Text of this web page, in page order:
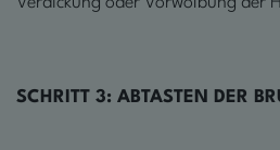
SCHRITT 3: ABTASTEN DER